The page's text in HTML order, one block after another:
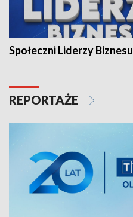
Społeczni Liderzy Biznesu
REPORTAŻE